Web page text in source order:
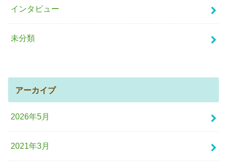
インタビュー
未分類
アーカイブ
2026年5月
2021年3月